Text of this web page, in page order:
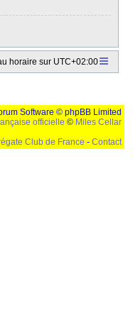
horaire sur UTC+02:00
Software © phpBB Limited
officielle © Miles Cellar
Club de France - Contact